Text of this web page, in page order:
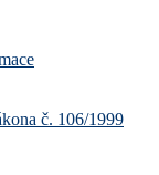
č. 106/1999